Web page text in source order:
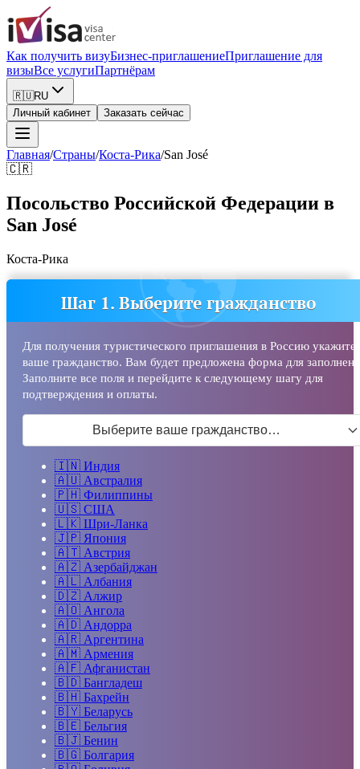
Как получить визуБизнес-приглашениеПриглашение для
визыВсе услугиПартнёрам
🇷🇺RU
Личный кабинет
Заказать сейчас
Главная/Страны/Коста-Рика/San José
🇨🇷
Посольство Российской Федерации в
San José
Коста-Рика
Шаг 1. Выберите гражданство
Для получения туристического приглашения в Россию укажите
ваше гражданство. Вам будет предложена форма для
Заполните все поля и перейдите к следующему шагу для
подтверждения и оплаты.
Выберите ваше гражданство…
🇮🇳 Индия
🇦🇺 Австралия
🇵🇭 Филиппины
🇺🇸 США
🇱🇰 Шри-Ланка
🇯🇵 Япония
🇦🇹 Австрия
🇦🇿 Азербайджан
🇦🇱 Албания
🇩🇿 Алжир
🇦🇴 Ангола
🇦🇩 Андорра
🇦🇷 Аргентина
🇦🇲 Армения
🇦🇫 Афганистан
🇧🇩 Бангладеш
🇧🇭 Бахрейн
🇧🇾 Беларусь
🇧🇪 Бельгия
🇧🇯 Бенин
🇧🇬 Болгария